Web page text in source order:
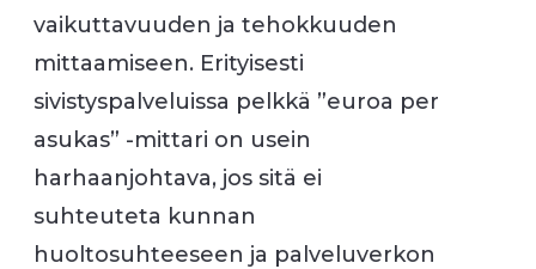
vaikuttavuuden ja tehokkuuden
mittaamiseen. Erityisesti
sivistyspalveluissa pelkkä ”euroa per
asukas” -mittari on usein
harhaanjohtava, jos sitä ei
suhteuteta kunnan
huoltosuhteeseen ja palveluverkon